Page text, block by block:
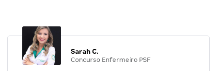
Sarah C.
Concurso Enfermeiro PSF